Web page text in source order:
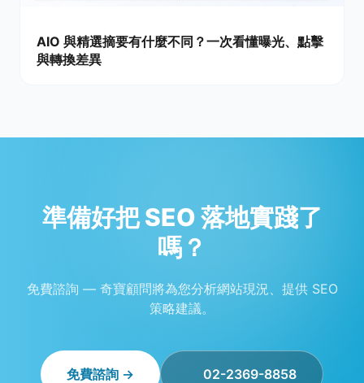
AIO 與精選摘要有什麼不同？一次看懂曝光、點擊
與轉換差異
準備好把 SEO 落地實踐了
嗎？
免費諮詢 — 奇寶顧問將為您分析網站現況、提供 SEO
策略建議。
免費諮詢 → 02-2369-8858